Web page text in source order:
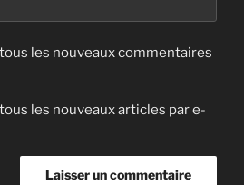
les nouveaux commentaires
les nouveaux articles par e-